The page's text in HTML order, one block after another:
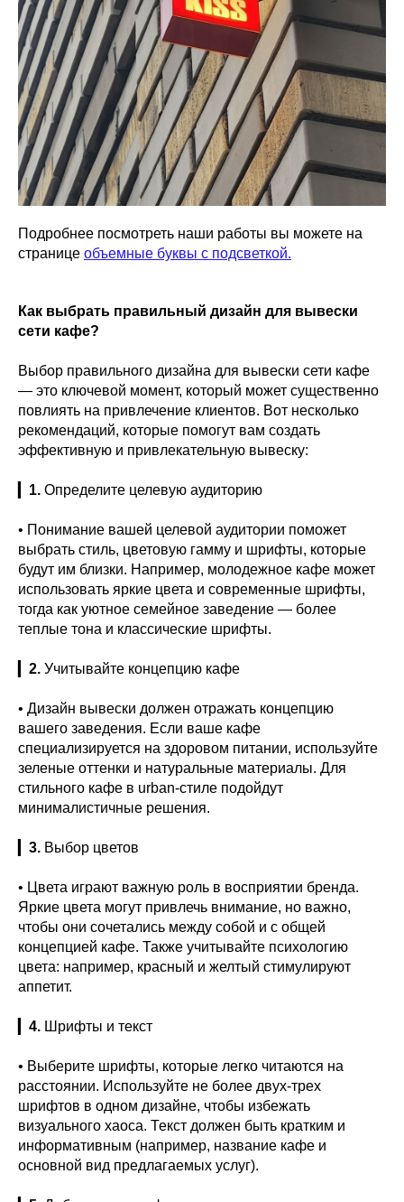
Подробнее посмотреть наши работы вы можете на
странице объемные буквы с подсветкой.
Как выбрать правильный дизайн для вывески
сети кафе?
Выбор правильного дизайна для вывески сети кафе
— это ключевой момент, который может существенно
повлиять на привлечение клиентов. Вот несколько
рекомендаций, которые помогут вам создать
эффективную и привлекательную вывеску:
1. Определите целевую аудиторию
• Понимание вашей целевой аудитории поможет
выбрать стиль, цветовую гамму и шрифты, которые
будут им близки. Например, молодежное кафе может
использовать яркие цвета и современные шрифты,
тогда как уютное семейное заведение — более
теплые тона и классические шрифты.
2. Учитывайте концепцию кафе
• Дизайн вывески должен отражать концепцию
вашего заведения. Если ваше кафе
специализируется на здоровом питании, используйте
зеленые оттенки и натуральные материалы. Для
стильного кафе в urban-стиле подойдут
минималистичные решения.
3. Выбор цветов
• Цвета играют важную роль в восприятии бренда.
Яркие цвета могут привлечь внимание, но важно,
чтобы они сочетались между собой и с общей
концепцией кафе. Также учитывайте психологию
цвета: например, красный и желтый стимулируют
аппетит.
4. Шрифты и текст
• Выберите шрифты, которые легко читаются на
расстоянии. Используйте не более двух-трех
шрифтов в одном дизайне, чтобы избежать
визуального хаоса. Текст должен быть кратким и
информативным (например, название кафе и
основной вид предлагаемых услуг).